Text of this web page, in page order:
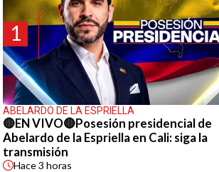
1
ABELARDO DE LA ESPRIELLA
🔴EN VIVO🔴Posesión presidencial de
Abelardo de la Espriella en Cali: siga la
transmisión
Hace3 horas